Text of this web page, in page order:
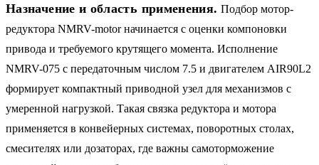
Назначение и область применения. Подбор мотор-
редуктора NMRV-motor начинается с оценки компоновки
привода и требуемого крутящего момента. Исполнение
NMRV-075 с передаточным числом 7.5 и двигателем AIR90L2
формирует компактный приводной узел для механизмов с
умеренной нагрузкой. Такая связка редуктора и мотора
применяется в конвейерных системах, поворотных столах,
смесителях или дозаторах, где важны самоторможение